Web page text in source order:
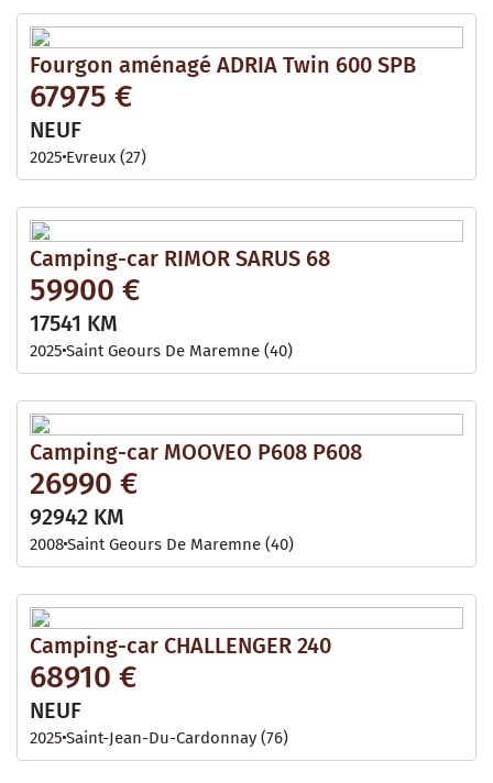
Fourgon aménagé ADRIA Twin 600 SPB
67975 €
NEUF
2025 Evreux (27)
Camping-car RIMOR SARUS 68
59900 €
17541 KM
2025 Saint Geours De Maremne (40)
Camping-car MOOVEO P608 P608
26990 €
92942 KM
2008Saint Geours De Maremne (40)
Camping-car CHALLENGER 240
68910 €
NEUF
2025 Saint-Jean-Du-Cardonnay (76)